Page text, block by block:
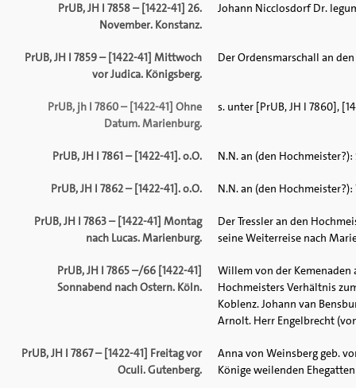
PrUB, JH I 7858 – [1422-41] 26.
November. Konstanz.
Johann Nicclosdorf Dr.
PrUB, JH I 7859 – [1422-41] Mittwoch
vor Judica. Königsberg.
Der Ordensmarschall an
PrUB, jh I 7860 – [1422-41] Ohne
Datum. Marienburg.
s. unter [PrUB, JH I 7860],
PrUB, JH I 7861 – [1422-41]. o.O. N.N. an (den
PrUB, JH I 7862 – [1422-41]. o.O. N.N. an (den
PrUB, JH I 7863 – [1422-41] Montag
nach Lucas. Marienburg.
Der Tressler an den
seine Weiterreise nach
PrUB, JH I 7865 –/66 [1422-41]
Sonnabend nach Ostern. Köln.
Willem von der Kemenaden
Hochmeisters Verhältnis
Koblenz. Johann van
Arnolt. Herr Engelbrecht
PrUB, JH I 7867 – [1422-41] Freitag vor
Oculi. Gutenberg.
Anna von Weinsberg geb.
Könige weilenden